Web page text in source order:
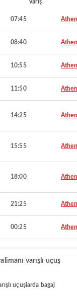
Varış
07:45
08:40
10:55
11:50
14:25
15:55
18:00
21:25
00:25
varışlı uçuş
uçuşlarda bagaj